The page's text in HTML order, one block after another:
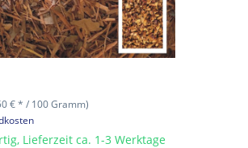
€ * / 100 Gramm)
Lieferzeit ca. 1-3 Werktage